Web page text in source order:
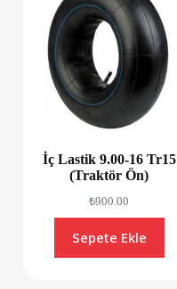
İç Lastik 9.00-16 Tr15
(Traktör Ön)
₺900.00
Sepete Ekle